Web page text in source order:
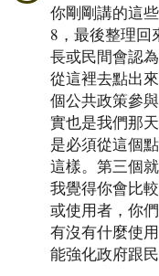
你剛剛講的這
8，最後整理回
長或民間會認
從這裡去點出
個公共政策參
實也是我們那
是必須從這個
這樣。第三個
我覺得你會比
或使用者，你
有沒有什麼使
能強化政府跟